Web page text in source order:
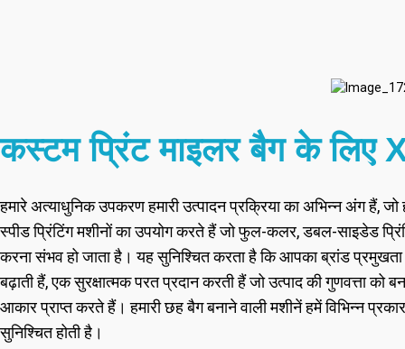
कस्टम प्रिंट माइलर बैग के लिए
हमारे अत्याधुनिक उपकरण हमारी उत्पादन प्रक्रिया का अभिन्न अंग हैं,
स्पीड प्रिंटिंग मशीनों का उपयोग करते हैं जो फुल-कलर, डबल-साइडेड
करना संभव हो जाता है। यह सुनिश्चित करता है कि आपका ब्रांड
बढ़ाती हैं, एक सुरक्षात्मक परत प्रदान करती हैं जो उत्पाद की
आकार प्राप्त करते हैं। हमारी छह बैग बनाने वाली मशीनें हमें विभिन्न
सुनिश्चित होती है।